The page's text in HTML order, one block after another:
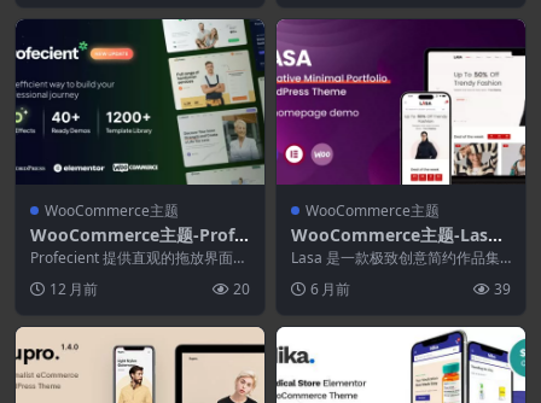
WooCommerce主题
WooCommerce主题-Profe
cient 1.1.3–多用途Element
or商务&WooCommerce W
ordPress主题
Profecient 提供直观的拖放界面，
款多用途...
12 月前 20
WooCommerce主题
WooCommerce主题-Lasa
1.1.9–创意简约WooComme
rce WordPress主题
Lasa 是一款极致创意简约作品集
具行业...
6 月前 39